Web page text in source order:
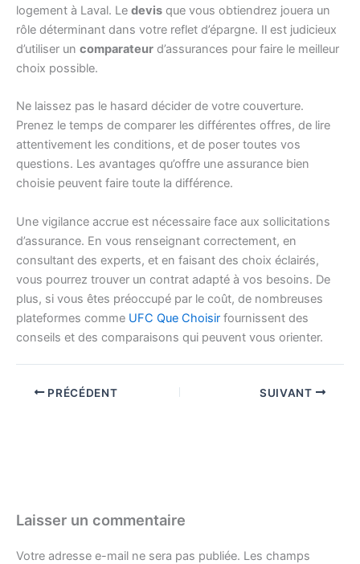
logement à Laval. Le devis que vous obtiendrez jouera un
rôle déterminant dans votre reflet d’épargne. Il est judicieux
d’utiliser un comparateur d’assurances pour faire le meilleur
choix possible.
Ne laissez pas le hasard décider de votre couverture.
Prenez le temps de comparer les différentes offres, de lire
attentivement les conditions, et de poser toutes vos
questions. Les avantages qu’offre une assurance bien
choisie peuvent faire toute la différence.
Une vigilance accrue est nécessaire face aux sollicitations
d’assurance. En vous renseignant correctement, en
consultant des experts, et en faisant des choix éclairés,
vous pourrez trouver un contrat adapté à vos besoins. De
plus, si vous êtes préoccupé par le coût, de nombreuses
plateformes comme UFC Que Choisir fournissent des
conseils et des comparaisons qui peuvent vous orienter.
PRÉCÉDENT SUIVANT
Laisser un commentaire
Votre adresse e-mail ne sera pas publiée. Les champs